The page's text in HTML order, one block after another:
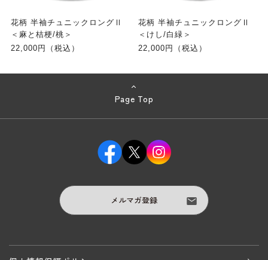
花柄 半袖チュニックロングⅡ
＜麻と桔梗/桃＞
22,000円（税込）
花柄 半袖チュニックロングⅡ
＜けし/白緑＞
22,000円（税込）
Page Top
メルマガ登録